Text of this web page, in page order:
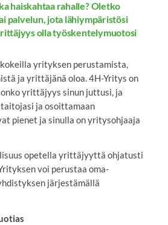
haiskahtaa rahalle? Oletko
palvelun, jota lähiympäristösi
olla työskentelymuotosi
yrityksen perustamista,
ja yrittäjänä oloa. 4H-Yritys on
yrittäjyys sinun juttusi, ja
ja osoittamaan
pienet ja sinulla on yritysohjaaja
opetella yrittäjyyttä ohjatusti
voi perustaa oma-
järjestämällä